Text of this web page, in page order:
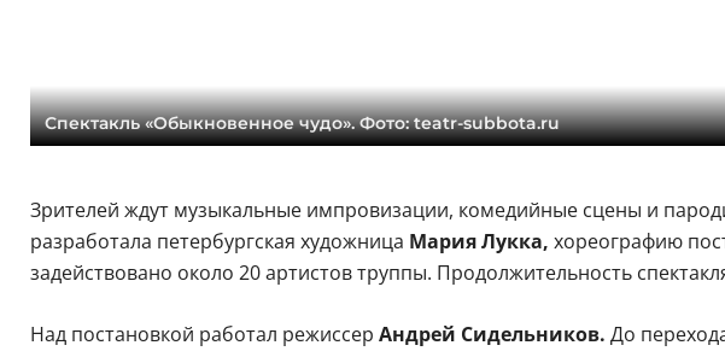
Спектакль «Обыкновенное чудо». Фото: teatr-subbota.ru
Зрителей ждут музыкальные импровизации, комедийные сцены и
разработала петербургская художница Мария Лукка, хореографию
задействовано около 20 артистов труппы. Продолжительность
Над постановкой работал режиссер Андрей Сидельников. До